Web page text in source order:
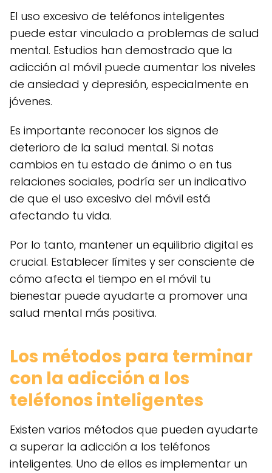
El uso excesivo de teléfonos inteligentes
puede estar vinculado a problemas de salud
mental. Estudios han demostrado que la
adicción al móvil puede aumentar los niveles
de ansiedad y depresión, especialmente en
jóvenes.
Es importante reconocer los signos de
deterioro de la salud mental. Si notas
cambios en tu estado de ánimo o en tus
relaciones sociales, podría ser un indicativo
de que el uso excesivo del móvil está
afectando tu vida.
Por lo tanto, mantener un equilibrio digital es
crucial. Establecer límites y ser consciente de
cómo afecta el tiempo en el móvil tu
bienestar puede ayudarte a promover una
salud mental más positiva.
Los métodos para terminar
con la adicción a los
teléfonos inteligentes
Existen varios métodos que pueden ayudarte
a superar la adicción a los teléfonos
inteligentes. Uno de ellos es implementar un